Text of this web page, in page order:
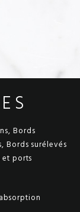
Bords
Bords surélevés
et ports